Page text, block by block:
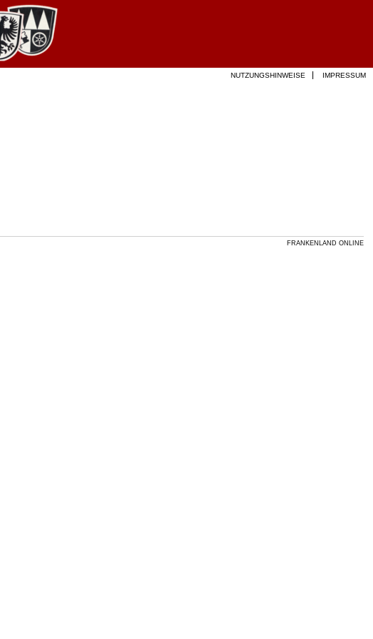
FRANKENLAND ONLINE
NUTZUNGSHINWEISE
IMPRESSUM